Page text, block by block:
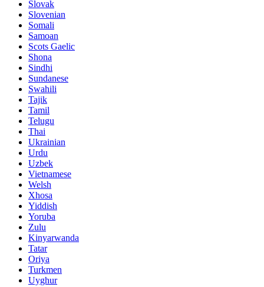
Slovak
Slovenian
Somali
Samoan
Scots Gaelic
Shona
Sindhi
Sundanese
Swahili
Tajik
Tamil
Telugu
Thai
Ukrainian
Urdu
Uzbek
Vietnamese
Welsh
Xhosa
Yiddish
Yoruba
Zulu
Kinyarwanda
Tatar
Oriya
Turkmen
Uyghur